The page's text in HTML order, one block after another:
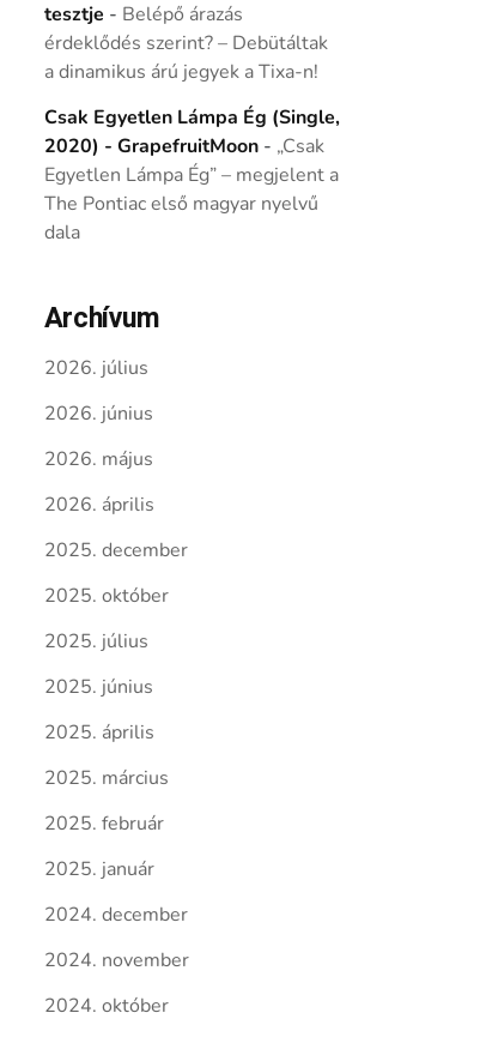
tesztje - Belépő árazás
érdeklődés szerint? – Debütáltak
a dinamikus árú jegyek a Tixa-n!
Csak Egyetlen Lámpa Ég (Single,
2020) - GrapefruitMoon- „Csak
Egyetlen Lámpa Ég” – megjelent a
The Pontiac első magyar nyelvű
dala
Archívum
2026. július
2026. június
2026. május
2026. április
2025. december
2025. október
2025. július
2025. június
2025. április
2025. március
2025. február
2025. január
2024. december
2024. november
2024. október